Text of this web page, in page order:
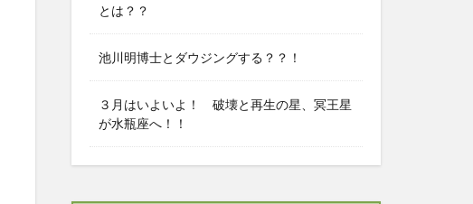
とは？？
池川明博士とダウジングする？？！
３月はいよいよ！ 破壊と再生の星、冥王星
が水瓶座へ！！